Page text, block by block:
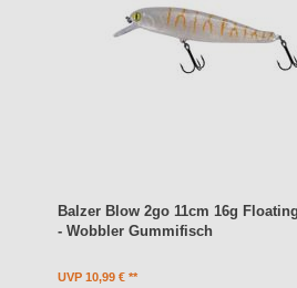
Balzer Blow 2go 11cm 16g Floating
- Wobbler Gummifisch
UVP 10,99 €